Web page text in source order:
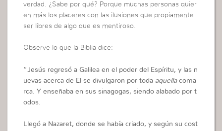
verdad. ¿Sabe por qué? Porque muchas personas quier
en más los placeres con las ilusiones que propiamente
ser libres de algo que es mentiroso.
Observe lo que la Biblia dice:
“Jesús regresó a Galilea en el poder del Espíritu, y las n
uevas acerca de El se divulgaron por toda aquellacoma
rca. Y enseñaba en sus sinagogas, siendo alabado por t
odos.
Llegó a Nazaret, donde se había criado, y según su cost